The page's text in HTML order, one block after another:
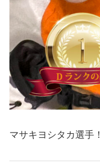
マサキヨシタカ選手！